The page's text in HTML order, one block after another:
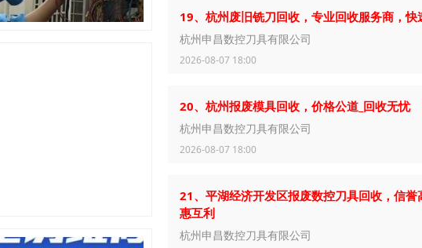
19、杭州废旧铣刀回收，专业回收服务商，快
杭州申昌数控刀具有限公司
2026-08-07 18:00
20、杭州报废模具回收，价格公道_回收无忧
杭州申昌数控刀具有限公司
2026-08-07 18:00
21、平湖经济开发区报废数控刀具回收，信誉
惠互利
杭州申昌数控刀具有限公司